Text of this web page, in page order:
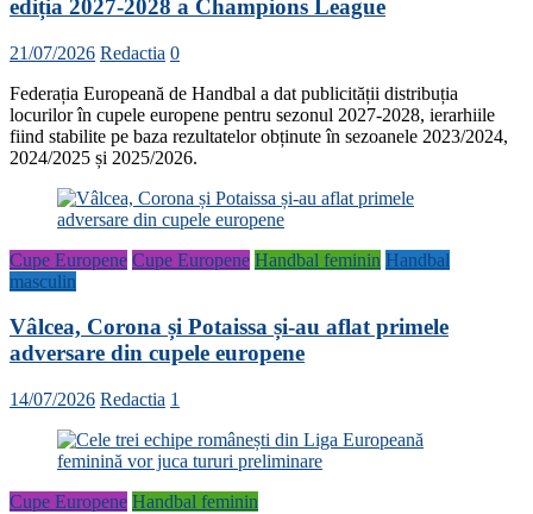
ediția 2027-2028 a Champions League
21/07/2026 Redactia 0
Federația Europeană de Handbal a dat publicității distribuția
locurilor în cupele europene pentru sezonul 2027-2028, ierarhiile
fiind stabilite pe baza rezultatelor obținute în sezoanele 2023/2024,
2024/2025 și 2025/2026.
Cupe Europene Cupe Europene Handbal feminin Handbal
masculin
Vâlcea, Corona și Potaissa și-au aflat primele
adversare din cupele europene
14/07/2026 Redactia 1
Cupe Europene Handbal feminin